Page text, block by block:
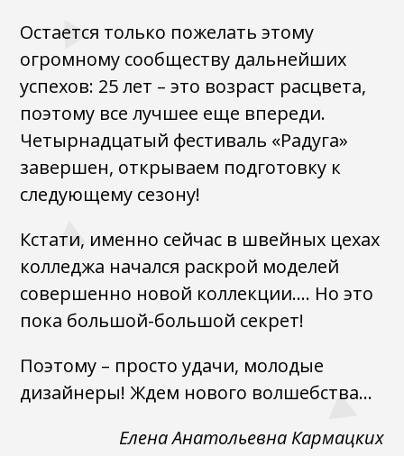
Остается только пожелать этому
огромному сообществу дальнейших
успехов: 25 лет – это возраст расцвета,
поэтому все лучшее еще впереди.
Четырнадцатый фестиваль «Радуга»
завершен, открываем подготовку к
следующему сезону!
Кстати, именно сейчас в швейных цехах
колледжа начался раскрой моделей
совершенно новой коллекции.… Но это
пока большой-большой секрет!
Поэтому – просто удачи, молодые
дизайнеры! Ждем нового волшебства…
Елена Анатольевна Кармацких